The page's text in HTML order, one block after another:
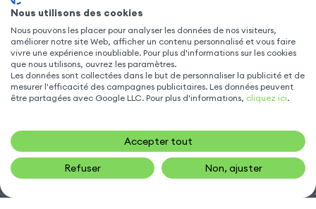
SUIVEZ NOUS
Nous utilisons des cookies
Nous pouvons les placer pour analyser les données de nos visiteurs,
améliorer notre site Web, afficher un contenu personnalisé et vous faire
vivre une expérience inoubliable. Pour plus d'informations sur les cookies
que nous utilisons, ouvrez les paramètres.
Les données sont collectées dans le but de personnaliser la publicité et de
mesurer l'efficacité des campagnes publicitaires. Les données peuvent
être partagées avec Google LLC. Pour plus d'informations, cliquez ici.
Accepter tout
Refuser Non, ajuster